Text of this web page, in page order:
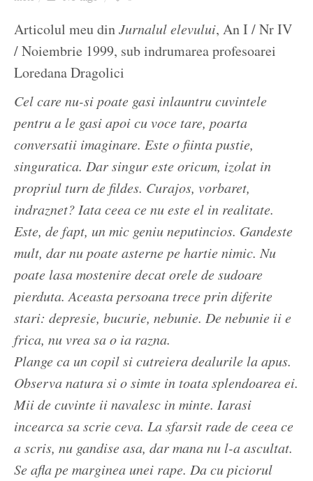
Articolul meu dinJurnalul elevului, An I / Nr IV
/ Noiembrie 1999, sub indrumarea profesoarei
Loredana Dragolici
Cel care nu-si poate gasi inlauntru cuvintele
pentru a le gasi apoi cu voce tare, poarta
conversatii imaginare. Este o fiinta pustie,
singuratica. Dar singur este oricum, izolat in
propriul turn de fildes. Curajos, vorbaret,
indraznet? Iata ceea ce nu este el in realitate.
Este, de fapt, un mic geniu neputincios. Gandeste
mult, dar nu poate asterne pe hartie nimic. Nu
poate lasa mostenire decat orele de sudoare
pierduta. Aceasta persoana trece prin diferite
stari: depresie, bucurie, nebunie. De nebunie ii e
frica, nu vrea sa o ia razna.
Plange ca un copil si cutreiera dealurile la apus.
Observa natura si o simte in toata splendoarea ei.
Mii de cuvinte ii navalesc in minte. Iarasi
incearca sa scrie ceva. La sfarsit rade de ceea ce
a scris, nu gandise asa, dar mana nu l-a ascultat.
Se afla pe marginea unei rape. Da cu piciorul